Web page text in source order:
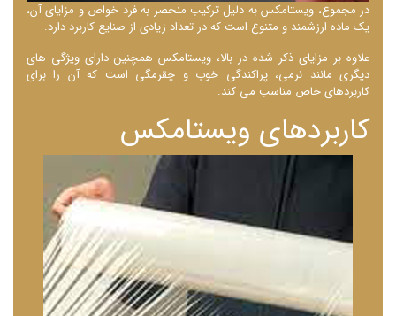
در مجموع، ویستامکس به دلیل ترکیب منحصر به فرد خواص و مزایای آن،
یک ماده ارزشمند و متنوع است که در تعداد زیادی از صنایع کاربرد دارد.
علاوه بر مزایای ذکر شده در بالا، ویستامکس همچنین دارای ویژگی ‌های
دیگری مانند نرمی، پراکندگی خوب و چقرمگی است که آن را برای
کاربردهای خاص مناسب می‌ کند.
کاربردهای ویستامکس